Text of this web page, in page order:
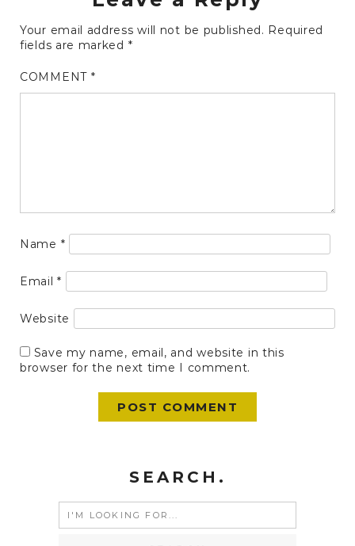
Your email address will not be published. Required
fields are marked *
COMMENT *
Name *
Email*
Website
Save my name, email, and website in this
browser for the next time I comment.
SEARCH.
Search
for: